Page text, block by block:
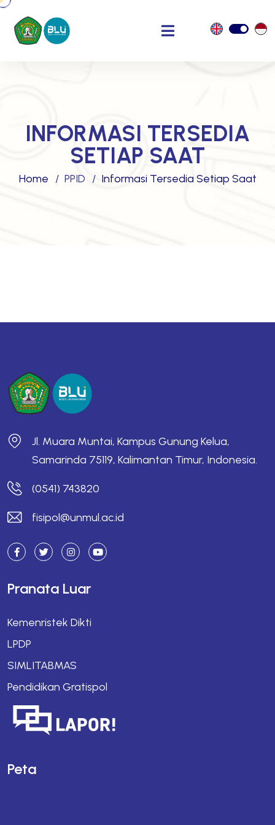
INFORMASI TERSEDIA
SETIAP SAAT
Home PPID Informasi Tersedia Setiap Saat
Jl. Muara Muntai, Kampus Gunung Kelua,
Samarinda 75119, Kalimantan Timur, Indonesia.
(0541) 743820
fisipol@unmul.ac.id
Pranata Luar
Kemenristek Dikti
LPDP
SIMLITABMAS
Pendidikan Gratispol
Peta